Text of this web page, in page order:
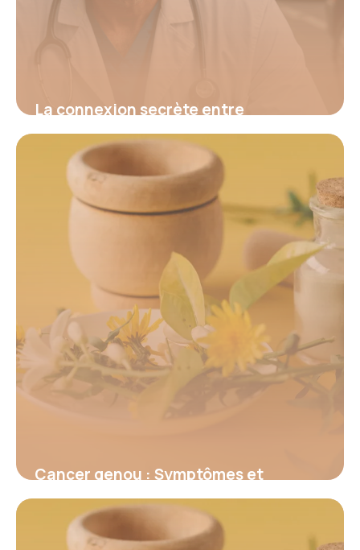
La connexion secrète entre
hypertension et fatigue : découvrez
le signal d’alerte invisible qui menace
votre santé et comment l’identifier
avant qu’il ne soit trop tard
Cancer genou : Symptômes et
traitements
15 juin 2026